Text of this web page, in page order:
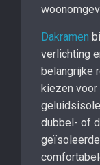
Dakramen
verlichting
belangrijke
kiezen voor
dubbel- of